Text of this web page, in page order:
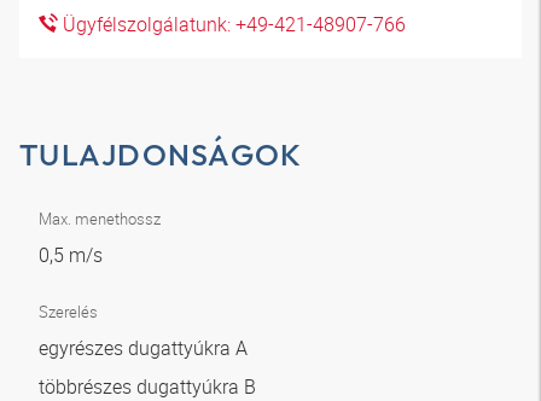
Ügyfélszolgálatunk: +49-421-48907-766
TULAJDONSÁGOK
Max. menethossz
0,5 m/s
Szerelés
egyrészes dugattyúkra A
többrészes dugattyúkra B